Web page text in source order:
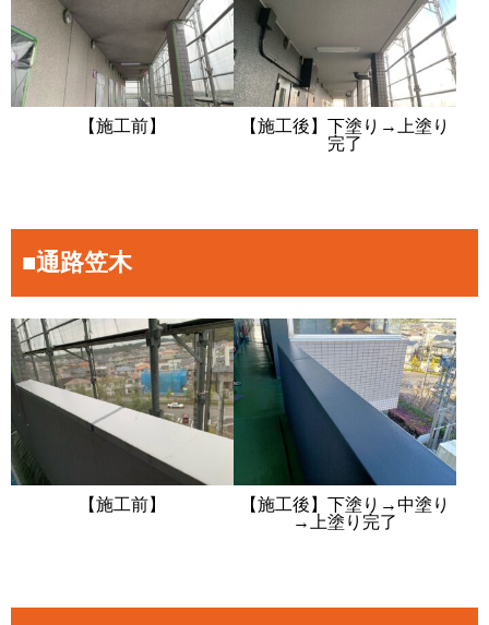
【施工前】
【施工後】下塗り→上塗り
完了
■通路笠木
【施工前】
【施工後】下塗り→中塗り
→上塗り完了